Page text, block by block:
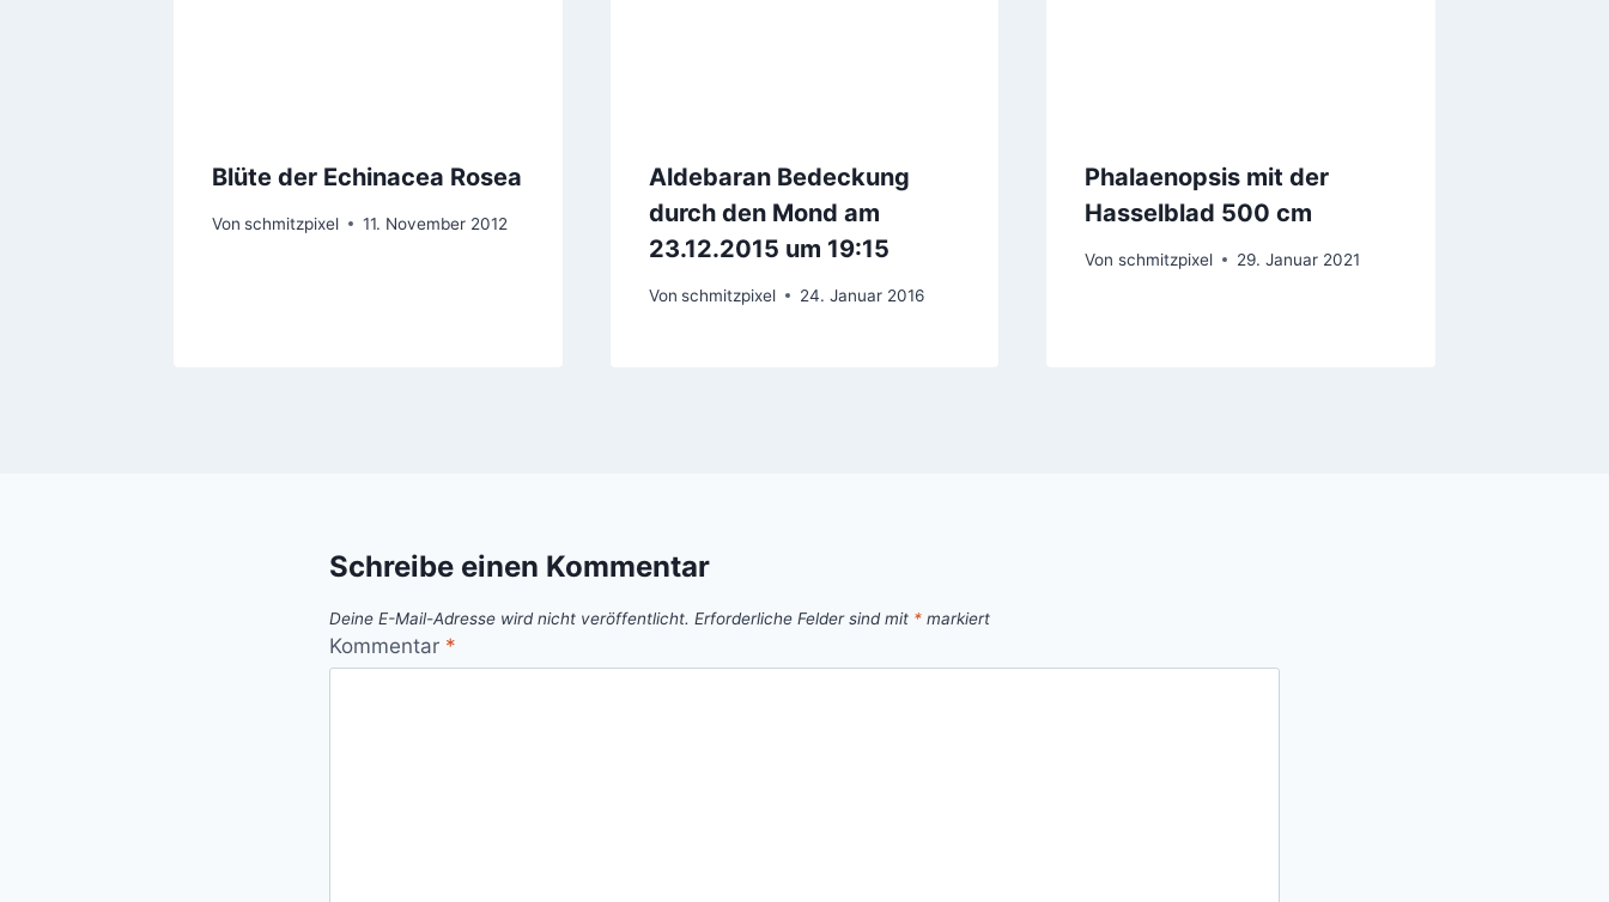
Blüte der Echinacea Rosea
Von schmitzpixel 11. November 2012
Aldebaran Bedeckung
durch den Mond am
23.12.2015 um 19:15
Von schmitzpixel 24. Januar 2016
Phalaenopsis mit der
Hasselblad 500 cm
Von schmitzpixel 29. Januar 2021
Schreibe einen Kommentar
Deine E-Mail-Adresse wird nicht veröffentlicht. Erforderliche Felder sind mit * markiert
Kommentar *